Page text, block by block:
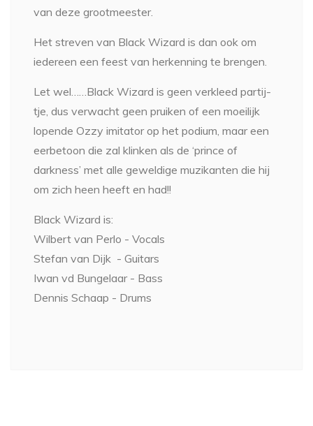
van deze grootmeester.
Het streven van Black Wizard is dan ook om
iedereen een feest van herkenning te brengen.
Let wel……Black Wizard is geen verkleed partij-
tje, dus verwacht geen pruiken of een moeilijk
lopende Ozzy imitator op het podium, maar een
eerbetoon die zal klinken als de ‘prince of
darkness’ met alle geweldige muzikanten die hij
om zich heen heeft en had!!
Black Wizard is:
Wilbert van Perlo - Vocals
Stefan van Dijk - Guitars
Iwan vd Bungelaar - Bass
Dennis Schaap - Drums